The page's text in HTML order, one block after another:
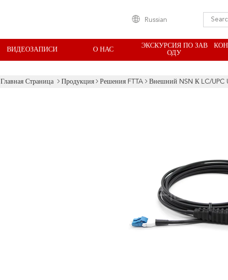
Russian
ВИДЕОЗАПИСИ О НАС
ЭКСКУРСИЯ ПО ЗАВ
ОДУ
Главная Страница Продукция Решения FTTA Внешний NSN К LC/UPC